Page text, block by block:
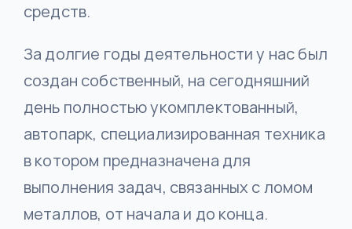
средств.
За долгие годы деятельности у нас был
создан собственный, на сегодняшний
день полностью укомплектованный,
автопарк, специализированная техника
в котором предназначена для
выполнения задач, связанных с ломом
металлов, от начала и до конца.